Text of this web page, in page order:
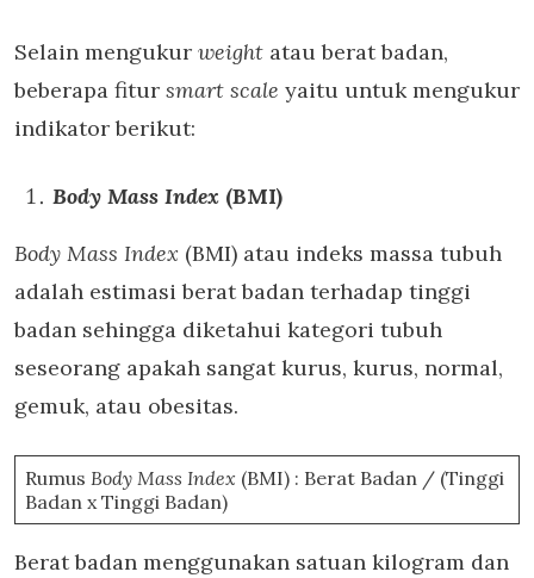
Selain mengukur weight atau berat badan,
beberapa fitur smart scale yaitu untuk mengukur
indikator berikut:
Body Mass Index (BMI)
Body Mass Index (BMI) atau indeks massa tubuh
adalah estimasi berat badan terhadap tinggi
badan sehingga diketahui kategori tubuh
seseorang apakah sangat kurus, kurus, normal,
gemuk, atau obesitas.
Rumus Body Mass Index (BMI) : Berat Badan / (Tinggi
Badan x Tinggi Badan)
Berat badan menggunakan satuan kilogram dan